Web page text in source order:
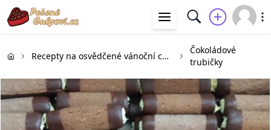
Recepty na osvědčené vánoční cukroví
Čokoládové
trubičky